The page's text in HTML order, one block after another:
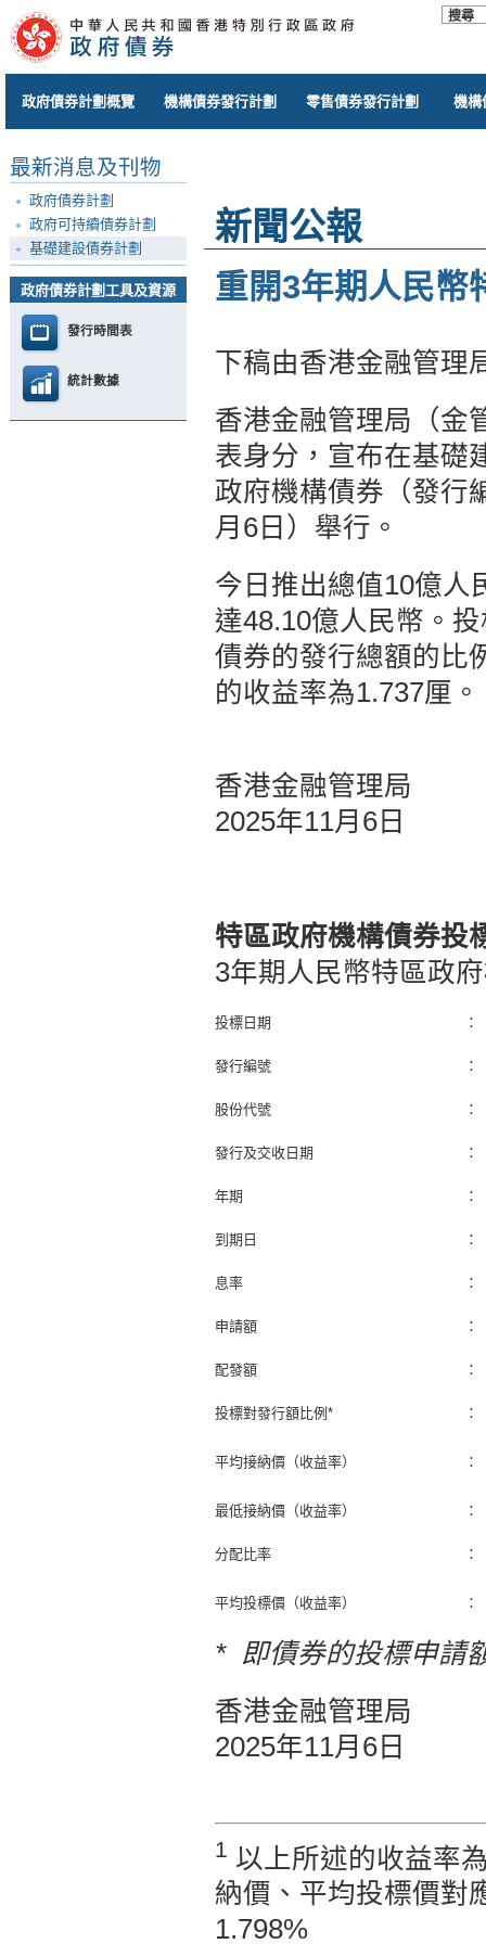
政府債券計劃概覽 機構債券發行計劃 零售債券發行計劃 機構
最新消息及刊物
政府債券計劃
政府可持續債券計劃
基礎建設債券計劃
政府債券計劃工具及資源
發行時間表
統計數據
新聞公報
重開3年期人民幣
下稿由香港金融管理
香港金融管理局（金
表身分，宣布在基礎
政府機構債券（發行
月6日）舉行。
今日推出總值10億人
達48.10億人民幣。
債券的發行總額的比
的收益率為1.737厘。
香港金融管理局
2025年11月6日
特區政府機構債券投
3年期人民幣特區政
投標日期 ：
發行編號 ：
股份代號 ：
發行及交收日期 ：
年期 ：
到期日 ：
息率 ：
申請額 ：
配發額 ：
投標對發行額比例* ：
平均接納價（收益率） ：
最低接納價（收益率） ：
分配比率 ：
平均投標價（收益率） ：
* 即債券的投標申請
香港金融管理局
2025年11月6日
1 以上所述的收益率
納價、平均投標價對
1.798%